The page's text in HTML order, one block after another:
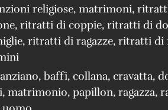
religiose, matrimoni,
, ritratti di coppie, ritratti di
, ritratti di ragazze, ritratti di
anziano, baffi, collana, cravatta,
, matrimonio, papillon, ragazza,